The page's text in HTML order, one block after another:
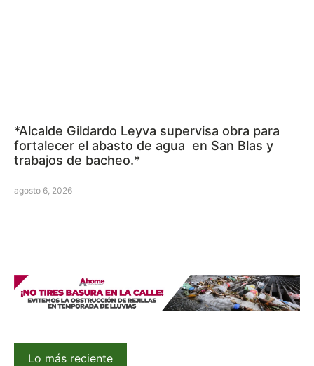
*Alcalde Gildardo Leyva supervisa obra para
fortalecer el abasto de agua en San Blas y
trabajos de bacheo.*
agosto 6, 2026
Lo más reciente